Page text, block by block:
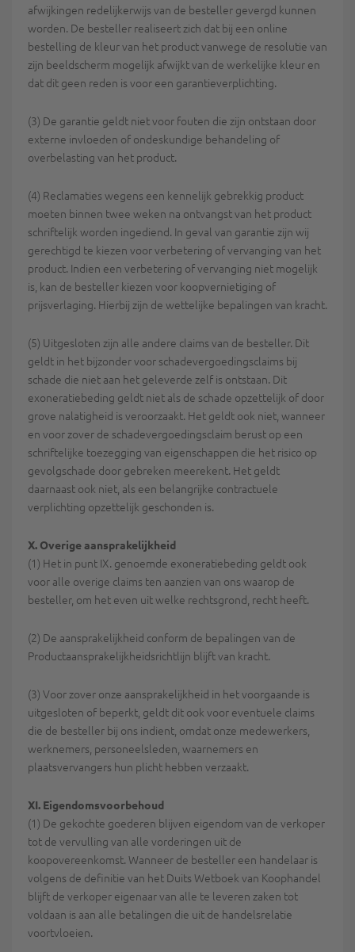
afwijkingen redelijkerwijs van de besteller gevergd kunnen
worden. De besteller realiseert zich dat bij een online
bestelling de kleur van het product vanwege de resolutie van
zijn beeldscherm mogelijk afwijkt van de werkelijke kleur en
dat dit geen reden is voor een garantieverplichting.
(3) De garantie geldt niet voor fouten die zijn ontstaan door
externe invloeden of ondeskundige behandeling of
overbelasting van het product.
(4) Reclamaties wegens een kennelijk gebrekkig product
moeten binnen twee weken na ontvangst van het product
schriftelijk worden ingediend. In geval van garantie zijn wij
gerechtigd te kiezen voor verbetering of vervanging van het
product. Indien een verbetering of vervanging niet mogelijk
is, kan de besteller kiezen voor koopvernietiging of
prijsverlaging. Hierbij zijn de wettelijke bepalingen van kracht.
(5) Uitgesloten zijn alle andere claims van de besteller. Dit
geldt in het bijzonder voor schadevergoedingsclaims bij
schade die niet aan het geleverde zelf is ontstaan. Dit
exoneratiebeding geldt niet als de schade opzettelijk of door
grove nalatigheid is veroorzaakt. Het geldt ook niet, wanneer
en voor zover de schadevergoedingsclaim berust op een
schriftelijke toezegging van eigenschappen die het risico op
gevolgschade door gebreken meerekent. Het geldt
daarnaast ook niet, als een belangrijke contractuele
verplichting opzettelijk geschonden is.
X. Overige aansprakelijkheid
(1) Het in punt IX. genoemde exoneratiebeding geldt ook
voor alle overige claims ten aanzien van ons waarop de
besteller, om het even uit welke rechtsgrond, recht heeft.
(2) De aansprakelijkheid conform de bepalingen van de
Productaansprakelijkheidsrichtlijn blijft van kracht.
(3) Voor zover onze aansprakelijkheid in het voorgaande is
uitgesloten of beperkt, geldt dit ook voor eventuele claims
die de besteller bij ons indient, omdat onze medewerkers,
werknemers, personeelsleden, waarnemers en
plaatsvervangers hun plicht hebben verzaakt.
XI. Eigendomsvoorbehoud
(1) De gekochte goederen blijven eigendom van de verkoper
tot de vervulling van alle vorderingen uit de
koopovereenkomst. Wanneer de besteller een handelaar is
volgens de definitie van het Duits Wetboek van Koophandel
blijft de verkoper eigenaar van alle te leveren zaken tot
voldaan is aan alle betalingen die uit de handelsrelatie
voortvloeien.